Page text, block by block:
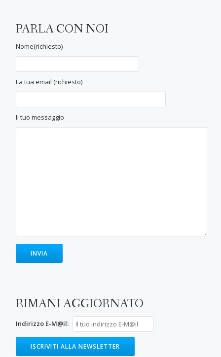
PARLA CON NOI
Nome(richiesto)
La tua email (richiesto)
Il tuo messaggio
RIMANI AGGIORNATO
Indirizzo E-M@il: